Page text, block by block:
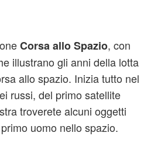
Corsa allo Spazio, con
illustrano gli anni della lotta
allo spazio. Inizia tutto nel
russi, del primo satellite
troverete alcuni oggetti
uomo nello spazio.